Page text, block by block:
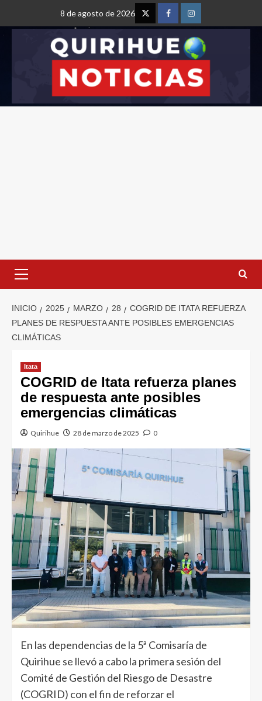
8 de agosto de 2026
INICIO 2025 MARZO 28
COGRID DE ITATA REFUERZA
PLANES DE RESPUESTA ANTE POSIBLES EMERGENCIAS
CLIMÁTICAS
Itata
COGRID de Itata refuerza planes
de respuesta ante posibles
emergencias climáticas
Quirihue 28 de marzo de 2025 0
En las dependencias de la 5ª Comisaría de
Quirihue se llevó a cabo la primera sesión del
Comité de Gestión del Riesgo de Desastre
(COGRID) con el fin de reforzar el